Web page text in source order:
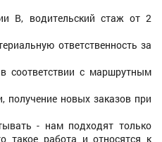
B, водительский стаж от 2
ответственность за
соответствии с маршрутным
получение новых заказов при
- нам подходят только
такое работа и относятся к